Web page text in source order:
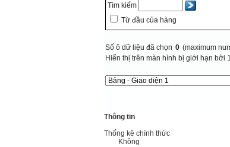
Tìm kiếm
Từ đầu của hàng
Số ô dữ liệu đã chọn 0 (maximum
Hiển thị trên màn hình bị giới hạn bởi
Thông tin
Thống kê chính thức
Không